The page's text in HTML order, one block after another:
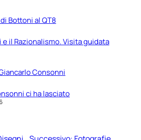
Bottoni al QT8
e il Razionalismo. Visita guidata
Consonni
ci ha lasciato